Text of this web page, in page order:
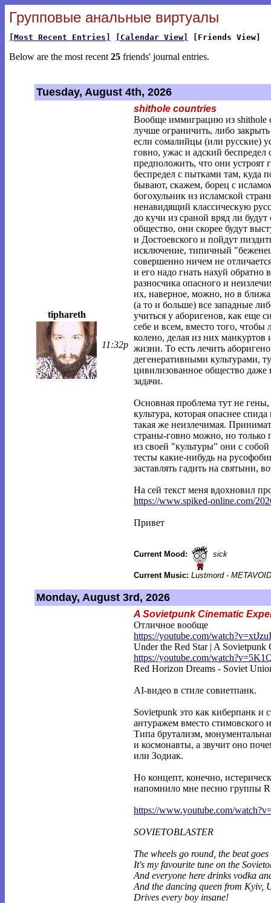
Групповые анальные виртуалы
[Most Recent Entries] [Calendar View] [Friends View]
Below are the most recent 25 friends' journal entries.
Tuesday, August 4th, 2026
tiphareth
11:32p
shithole countries
Вообще иммиграцию из shithole
лучше ограничить, либо
если сомалийцы (или русские)
говно, ужас и адский
предположить, что они устроят
беспредел с пытками там, куда
бывают, скажем, борец с
богохульник из исламской
ненавидящий классическую
до кучи из сраной вряд ли
общество, они скорее будут
и Достоевского и пойдут
исключение, типичный
совершенно ничем не
и его надо гнать нахуй обратно
разносчика опасного и
их, наверное, можно, но в
(а то и больше) все западные
учиться у аборигенов, как еще
себе и всем, вместо того, чтобы
колено, делая из них манкуртов
жизни. То есть лечить
дегенеративными культурами,
цивилизованное общество даже
задачи.
Основная проблема тут не гены,
культура, которая опаснее
такая же неизлечимая.
страны-говно можно, но только
из своей "культуры" они с
тесты какие-нибудь на
заставлять гадить на святыни,
На сей текст меня вдохновил
https://www.spiked-online.com/
Привет
Current Mood: sick
Current Music: Lustmord - METAVOID
Monday, August 3rd, 2026
A Sovietpunk Cinematic
Отличное вообще
https://youtube.com/
Under the Red Star | A Sovietpunk
https://youtube.com/
Red Horizon Dreams - Soviet
AI-видео в стиле совиетпанк.
Sovietpunk это как киберпанк и
антуражем вместо стимовского
Типа брутализм,
и космонавты, а звучит оно
или Зодиак.
Но концепт, конечно,
напомнило мне песню группы
https://www.youtube.com/
SOVIETOBLASTER
The wheels go round, the beat goes
It's my favourite tune on the
And everyone here drinks vodka
And the dancing queen from Kyiv,
Drives every boy insane!